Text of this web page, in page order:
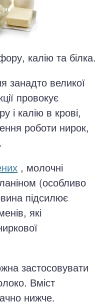
калію та білка.
занадто великої
провокує
і калію в крові,
роботи нирок,
.
, молочні
(особливо
підсилює
які
застосовувати
Вміст
нижче.